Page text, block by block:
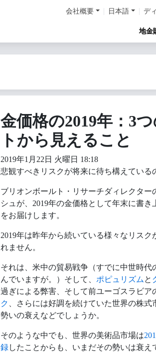
会社概要 日本語 デ
地金
金価格の2019年：3
トから見えること
2019年1月22日 火曜日 18:18
悲観すべきリスクが将来に待ち構えている
ブリオンボールト・リサーチダィレクター
シュが、2019年の金価格として年末に書き
をお届けします。
2019年は昨年から続いている様々なリスク
れません。
それは、米中の貿易戦争（すでに中世時代
んでいますが。）そして、 ポピュリズム と
過ぎによる弊害、そして前ユーゴスラビア
ク
、さらには好調を続けていた世界の株
勢いの衰えなどでしょうか。
そのような中でも、世界の美術品市場は
録したことからも、いまだその勢いは衰え